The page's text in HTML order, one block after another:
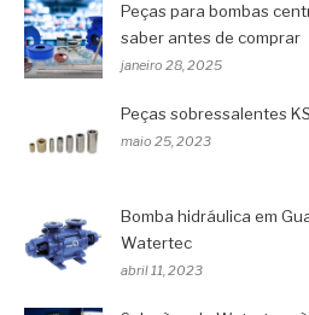
Peças para bombas
saber antes de comprar
janeiro 28, 2025
Peças sobressalentes
maio 25, 2023
Bomba hidráulica em
Watertec
abril 11, 2023